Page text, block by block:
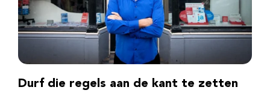
Durf die regels aan de kant te zetten